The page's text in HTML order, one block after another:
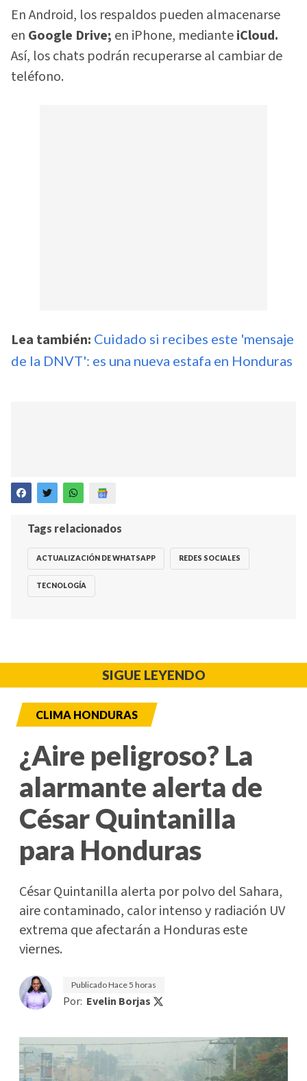
En Android, los respaldos pueden almacenarse
en Google Drive; en iPhone, medianteiCloud.
Así, los chats podrán recuperarse al cambiar de
teléfono.
Lea también: Cuidado si recibes este 'mensaje
de la DNVT': es una nueva estafa en Honduras
Tags relacionados
ACTUALIZACIÓN DE WHATSAPP REDES SOCIALES
TECNOLOGÍA
SIGUE LEYENDO
CLIMA HONDURAS
¿Aire peligroso? La
alarmante alerta de
César Quintanilla
para Honduras
César Quintanilla alerta por polvo del Sahara,
aire contaminado, calor intenso y radiación UV
extrema que afectarán a Honduras este
viernes.
PublicadoHace 5 horas
Por: Evelin Borjas